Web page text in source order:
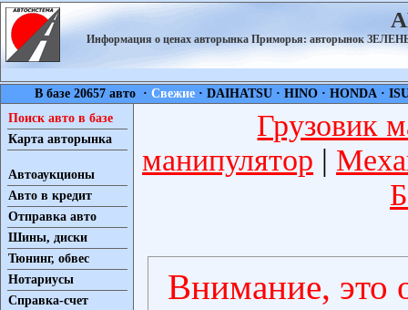
Информация о ценах авторынка Приморья: авторынок
В базе 20657 авто ·Свежие ·DAIHATSU ·HINO ·HONDA ·
Поиск авто в базе
Карта авторынка
Автоаукционы
Авто в кредит
Отправка авто
Шины, диски
Тюнинг, обвес
Нотариусы
Справка-счет
Грузовик
манипулятор |
Внимание, это